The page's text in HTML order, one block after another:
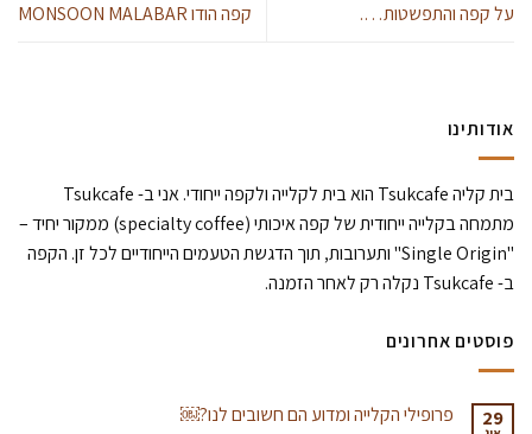
על קפה והתפשטות…. קפה הודו MONSOON MALABAR
אודותינו
בית קליה Tsukcafe הוא בית לקלייה ולקפה ייחודי. אני ב- Tsukcafe
מתמחה בקלייה ייחודית של קפה איכותי (specialty coffee) ממקור יחיד –
"Single Origin" ותערובות, תוך הדגשת הטעמים הייחודיים לכל זן. הקפה
ב- Tsukcafe נקלה רק לאחר הזמנה.
פוסטים אחרונים
29 פרופילי הקלייה ומדוע הם חשובים לנו?￼